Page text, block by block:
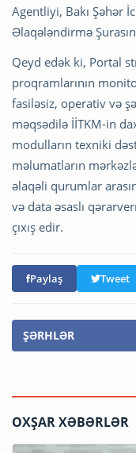
Agentliyi, Bakı Şəhər
Əlaqələndirmə
Qeyd edək ki, Portal
proqramlarının
fasiləsiz, operativ və
məqsədilə İİTKM-in
modulların texniki
məlumatların
əlaqəli qurumlar
və data əsaslı
çıxış edir.
Paylaş Tweet
ŞƏRHLƏR
OXŞAR XƏBƏRLƏR